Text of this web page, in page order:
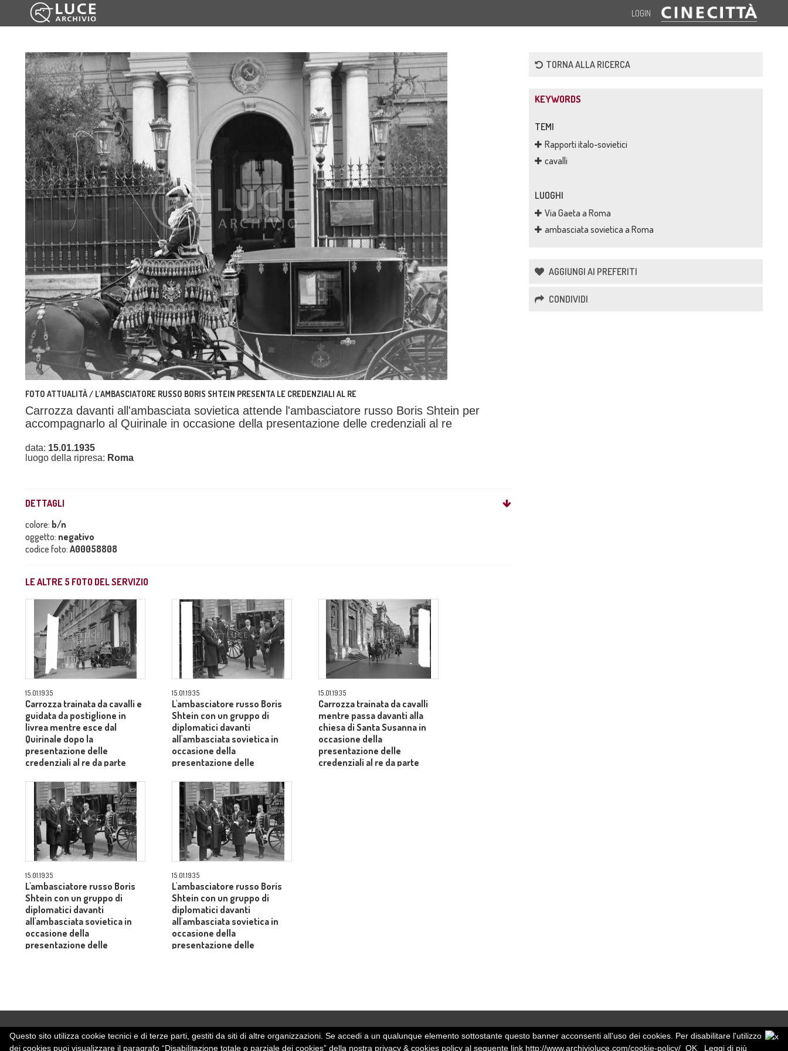
LOGIN
FOTO ATTUALITÀ / L'AMBASCIATORE RUSSO BORIS SHTEIN PRESENTA LE CREDENZIALI AL RE
Carrozza davanti all'ambasciata sovietica attende l'ambasciatore russo Boris Shtein per
accompagnarlo al Quirinale in occasione della presentazione delle credenziali al re
data: 15.01.1935
luogo della ripresa: Roma
DETTAGLI
colore: b/n
oggetto: negativo
codice foto: A00058808
LE ALTRE 5 FOTO DEL SERVIZIO
15.01.1935
Carrozza trainata da cavalli e
guidata da postiglione in
livrea mentre esce dal
Quirinale dopo la
presentazione delle
credenziali al re da parte
Boris Shtein
15.01.1935
L'ambasciatore russo Boris
Shtein con un gruppo di
diplomatici davanti
all'ambasciata sovietica in
occasione della
presentazione delle
15.01.1935
Carrozza trainata da cavalli
mentre passa davanti alla
chiesa di Santa Susanna in
occasione della
presentazione delle
credenziali al re da parte
15.01.1935
L'ambasciatore russo Boris
Shtein con un gruppo di
diplomatici davanti
all'ambasciata sovietica in
occasione della
presentazione delle
15.01.1935
L'ambasciatore russo Boris
Shtein con un gruppo di
diplomatici davanti
all'ambasciata sovietica in
occasione della
presentazione delle
TORNA ALLA RICERCA
KEYWORDS
TEMI
Rapporti italo-sovietici
cavalli
LUOGHI
Via Gaeta a Roma
ambasciata sovietica a Roma
AGGIUNGI AI PREFERITI
CONDIVIDI
Questo sito utilizza cookie tecnici e di terze parti, gestiti da siti di altre organizzazioni. Se accedi a un qualunque elemento sottostante questo banner acconsenti all'uso dei cookies. Per disabilitare l'utilizzo
dei cookies puoi visualizzare il paragrafo “Disabilitazione totale o parziale dei cookies” della nostra privacy & cookies policy al seguente link http://www.archivioluce.com/cookie-policy/ OK Leggi di più